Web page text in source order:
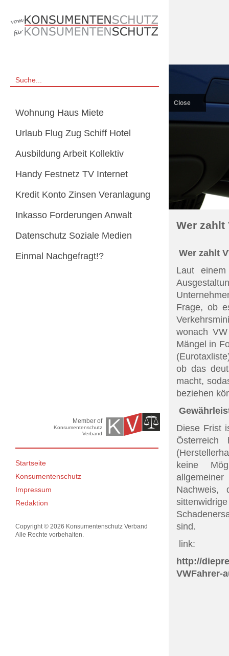
Wohnung Haus Miete
Urlaub Flug Zug Schiff Hotel
Ausbildung Arbeit Kollektiv
Handy Festnetz TV Internet
Kredit Konto Zinsen Veranlagung
Inkasso Forderungen Anwalt
Datenschutz Soziale Medien
Einmal Nachgefragt!?
Member of
Konsumentenschutz
Verband
Startseite
Konsumentenschutz
Impressum
Redaktion
Copyright © 2026 Konsumentenschutz Verband
Alle Rechte vorbehalten.
Close
Wer zahlt
Wer zahlt
Laut
Frage, ob
wonach
Mängel in
ob das
macht,
beziehen
Diese Frist
keine
Nachweis,
sind.
link:
http://
VWFahrer-